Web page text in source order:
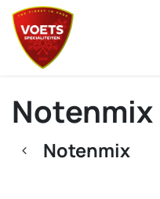
Overslaan naar inhoud
Notenmix
Notenmix